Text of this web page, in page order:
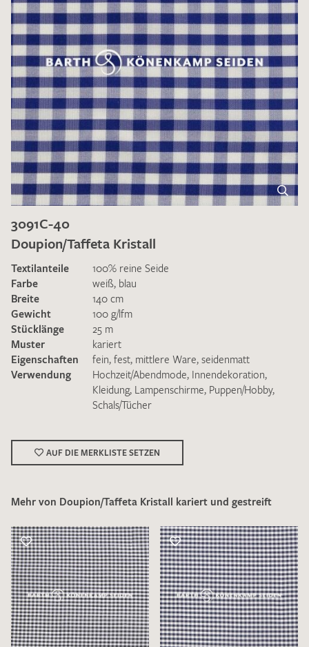
Ich bin damit einverstanden, dass meine angegebenen Daten
DieDatenschutzbestimmungenhabe ich zur Kenntnis
genommen und akzeptiere diese.
MUSTERANFRAGE SENDEN
3091C-40
Doupion/Taffeta Kristall
Textilanteile
100% reine Seide
Farbe
weiß, blau
Breite
140 cm
Gewicht
100 g/lfm
Stücklänge
25 m
Muster
kariert
Eigenschaften
fein, fest, mittlere Ware, seidenmatt
Verwendung
Hochzeit/Abendmode, Innendekoration,
Kleidung, Lampenschirme, Puppen/Hobby,
Schals/Tücher
AUF DIE MERKLISTE SETZEN
Mehr von Doupion/Taffeta Kristall kariert und gestreift